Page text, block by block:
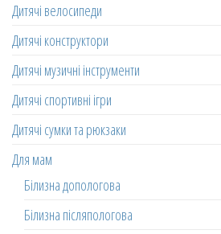
Дитячі велосипеди
Дитячі конструктори
Дитячі музичні інструменти
Дитячі спортивні ігри
Дитячі сумки та рюкзаки
Для мам
Білизна допологова
Білизна післяпологова